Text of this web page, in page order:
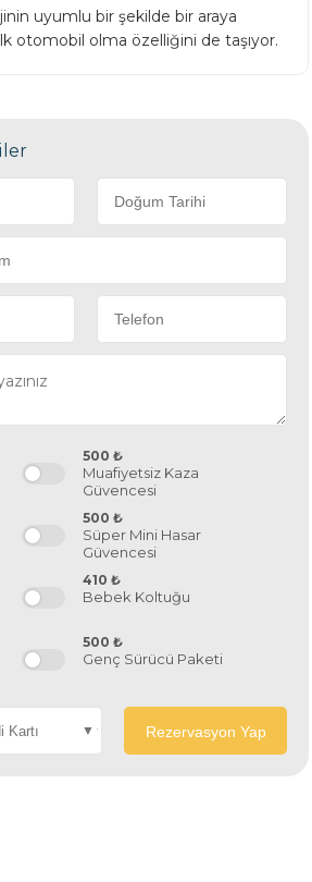
uyumlu bir şekilde bir araya
otomobil olma özelliğini de taşıyor.
500 ₺
Muafiyetsiz Kaza
Güvencesi
500 ₺
Süper Mini Hasar
Güvencesi
410 ₺
Bebek Koltuğu
500 ₺
Genç Sürücü Paketi
Rezervasyon Yap